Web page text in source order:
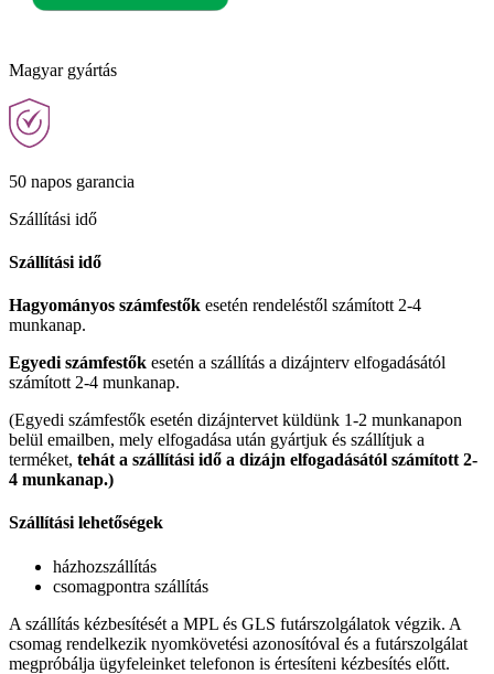
Magyar gyártás
50 napos garancia
Szállítási idő
Szállítási idő
Hagyományos számfestők esetén rendeléstől számított 2-4
munkanap.
Egyedi számfestők esetén a szállítás a dizájnterv elfogadásától
számított 2-4 munkanap.
(Egyedi számfestők esetén dizájntervet küldünk 1-2 munkanapon
belül emailben, mely elfogadása után gyártjuk és szállítjuk a
terméket, tehát a szállítási idő a dizájn elfogadásától számított 2-
4 munkanap.)
Szállítási lehetőségek
házhozszállítás
csomagpontra szállítás
A szállítás kézbesítését a MPL és GLS futárszolgálatok végzik. A
csomag rendelkezik nyomkövetési azonosítóval és a futárszolgálat
megpróbálja ügyfeleinket telefonon is értesíteni kézbesítés előtt.